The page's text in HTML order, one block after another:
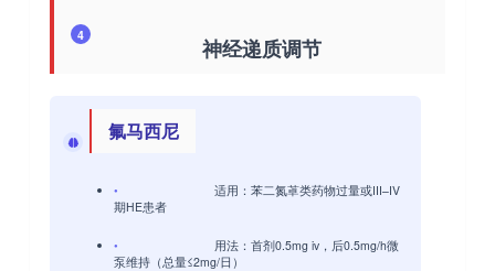
4 神经递质调节
氟马西尼
• 适用 ：苯二氮䓬类药物过量或III–IV
期HE患者
• 用法 ：首剂0.5mg iv，后0.5mg/h微
泵维持（总量≤2mg/日）